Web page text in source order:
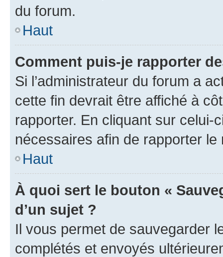
du forum.
Haut
Comment puis-je rapporter
Si l’administrateur du forum a
cette fin devrait être affiché à
rapporter. En cliquant sur
nécessaires afin de rapporter le
Haut
À quoi sert le bouton «
d’un sujet ?
Il vous permet de sauvegarder
complétés et envoyés